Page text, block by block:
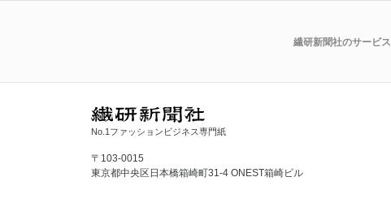
繊研新聞社のサービス
No.1ファッションビジネス専門紙
〒103-0015
東京都中央区日本橋箱崎町31-4 ONEST箱崎ビル